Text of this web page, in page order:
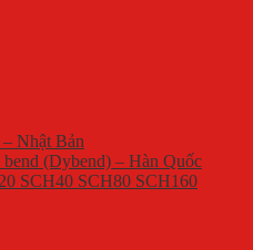
Nhật Bản
(Dybend) – Hàn Quốc
SCH40 SCH80 SCH160